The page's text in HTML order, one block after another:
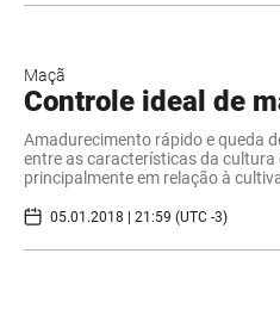
Maçã
Controle ideal de
Amadurecimento rápido e queda
entre as características da cultura
principalmente em relação à
05.01.2018 | 21:59 (UTC -3)